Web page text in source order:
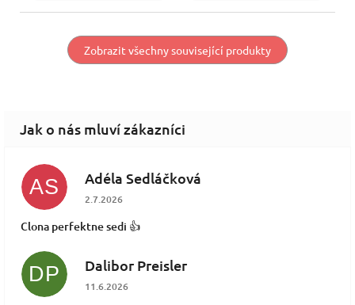
Zobrazit všechny související produkty
AS Adéla Sedláčková
Hodnocení obchodu je 5 z 5 hvězdiček.
2.7.2026
Clona perfektne sedi 👍
DP Dalibor Preisler
Hodnocení obchodu je 5 z 5 hvězdiček.
11.6.2026